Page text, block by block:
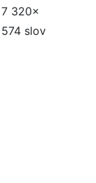
7 320×
574 slov